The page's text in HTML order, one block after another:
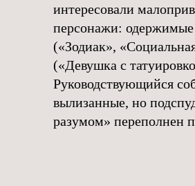
интересовали
персонажи:
(«Зодиак»,
(«Девушка с
Руководствующийся
вылизанные, но
разумом» переполнен